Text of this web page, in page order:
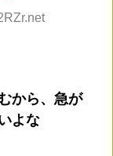
から、急が
よな